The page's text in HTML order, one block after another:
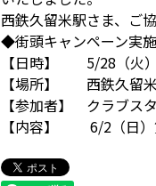
西鉄久留米駅さま、ご
◆街頭キャンペーン実
【日時】 5/28（火
【場所】 西鉄久留米
【参加者】 クラブス
【内容】 6/2（日）